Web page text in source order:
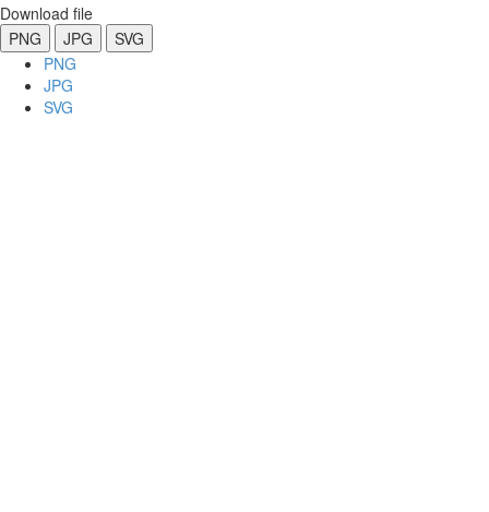
Download file
PNG
JPG
SVG
PNG
JPG
SVG